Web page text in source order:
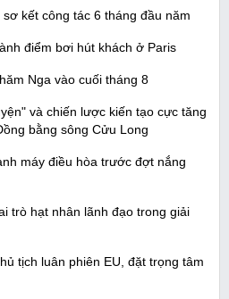
kết công tác 6 tháng đầu năm
điểm bơi hút khách ở Paris
Nga vào cuối tháng 8
và chiến lược kiến tạo cực tăng
bằng sông Cửu Long
máy điều hòa trước đợt nắng
trò hạt nhân lãnh đạo trong giải
tịch luân phiên EU, đặt trọng tâm